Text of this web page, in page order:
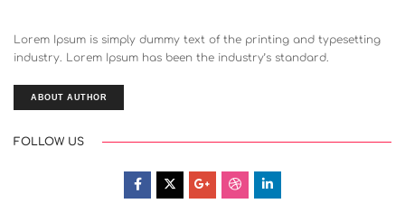
Lorem Ipsum is simply dummy text of the printing and typesetting
industry. Lorem Ipsum has been the industry’s standard.
ABOUT AUTHOR
FOLLOW US